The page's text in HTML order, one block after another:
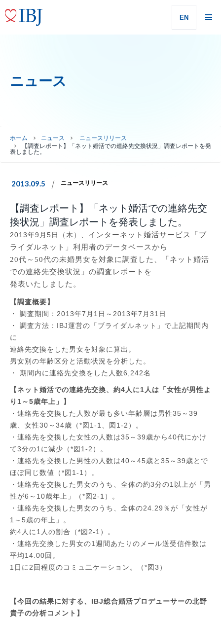
EN
ニュース
ホーム ニュース
ニュースリリース
【調査レポート】「ネット婚活での連絡先交換状況」調査レポートを発
表しました。
2013.09.5 ニュースリリース
【調査レポート】「ネット婚活での連絡先交
換状況」調査レポートを発表しました。
2013年9月5日（木）、 インターネット婚活サービス「ブ
ライダルネット」利用者のデータベースから
20代～ 50代の未婚男女を対象に調査した、「 ネット婚活
での連絡先交換状況 」の調査レポートを
発表いたしました。
【調査概要】
・ 調査期間：2013年7月1日～2013年7月31日
・ 調査方法：IBJ運営の「ブライダルネット」で上記期間内
に
連絡先交換をした男女を対象に算出。
男女別の年齢区分と活動状況を分析した。
・ 期間内に連絡先交換をした人数6,242名
【ネット婚活での連絡先交換、約4人に1人は「女性が男性よ
り1～5歳年上」】
・連絡先を交換した人数が最も多い年齢層は男性35～39
歳、女性30～34歳（*図1-1、図1-2）。
・連絡先を交換した女性の人数は35～39歳から40代にかけ
て3分の1に減少（*図1-2）。
・連絡先を交換した男性の人数は40～45歳と35～39歳とで
ほぼ同じ数値（*図1-1）。
・連絡先を交換した男女のうち、全体の約3分の1以上が「男
性が6～10歳年上」（*図2-1）。
・連絡先を交換した男女のうち、全体の24.29％が「女性が
1～5歳の年上」。
約4人に1人の割合（*図2-1）。
・連絡先交換した男女の1週間あたりのメール送受信件数は
平均14.00回。
1日に2回程度のコミュ二ケーション。（*図3）
【今回の結果に対する、IBJ総合婚活プロデューサーの北野
貴子の分析コメント】